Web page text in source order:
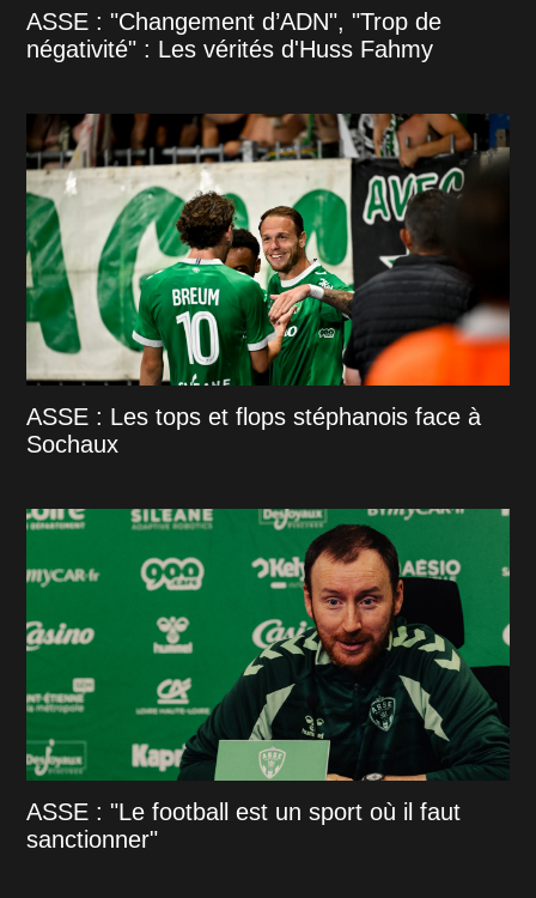
ASSE : "Changement d’ADN", "Trop de
négativité" : Les vérités d'Huss Fahmy
ASSE : Les tops et flops stéphanois face à
Sochaux
ASSE : "Le football est un sport où il faut
sanctionner"